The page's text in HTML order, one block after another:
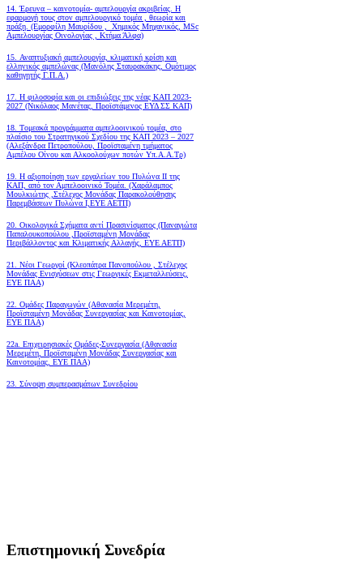
14. Έρευνα – καινοτομία- αμπελουργία ακριβείας. Η
εφαρμογή τους στον αμπελουργικό τομέα , θεωρία και
πράξη. (Εμορφίλη Μαυρίδου , Χημικός Μηχανικός, MSc
Αμπελουργίας Οινολογίας , Κτήμα Άλφα)
15. Αναπτυξιακή αμπελουργία, κλιματική κρίση και
ελληνικός αμπελώνας (Μανόλης Σταυρακάκης, Ομότιμος
καθηγητής Γ.Π.Α.)
17. Η φιλοσοφία και οι επιδιώξεις της νέας ΚΑΠ 2023-
2027 (Νικόλαος Μανέτας, Προϊστάμενος ΕΥΔ ΣΣ ΚΑΠ)
18. Tομεακά προγράμματα αμπελοοινικού τομέα, στο
πλαίσιο του Στρατηγικού Σχεδίου της ΚΑΠ 2023 – 2027
(Αλεξάνδρα Πετροπούλου, Προϊσταμένη τμήματος
Αμπέλου Οίνου και Αλκοολούχων ποτών Υπ.Α.Α.Τρ)
19. Η αξιοποίηση των εργαλείων του Πυλώνα ΙΙ της
ΚΑΠ, από τον Αμπελοοινικό Τομέα. (Χαράλαμπος
Μουλκιώτης ,Στέλεχος Μονάδας Παρακολούθησης
Παρεμβάσεων Πυλώνα Ι,ΕΥΕ ΑΕΤΠ)
20. Οικολογικά Σχήματα αντί Πρασινίσματος (Παναγιώτα
Παπαλουκοπούλου ,Προϊσταμένη Μονάδας
Περιβάλλοντος και Κλιματικής Αλλαγής, ΕΥΕ ΑΕΤΠ)
21. Νέοι Γεωργοί (Κλεοπάτρα Πανοπούλου , Στέλεχος
Μονάδας Ενισχύσεων στις Γεωργικές Εκμεταλλεύσεις,
ΕΥΕ ΠΑΑ)
22. Ομάδες Παραγωγών (Αθανασία Μερεμέτη,
Προϊσταμένη Μονάδας Συνεργασίας και Καινοτομίας,
ΕΥΕ ΠΑΑ)
22a. Επιχειρησιακές Ομάδες-Συνεργασία (Αθανασία
Μερεμέτη, Προϊσταμένη Μονάδας Συνεργασίας και
Καινοτομίας, ΕΥΕ ΠΑΑ)
23. Σύνοψη συμπερασμάτων Συνεδρίου
Επιστημονική Συνεδρία